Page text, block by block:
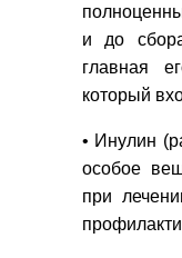
и до
главная
который
• Инулин
особое
при